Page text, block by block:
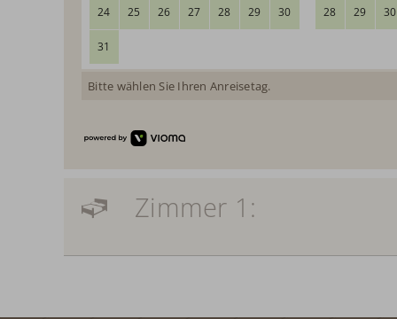
24 25 26 27 28 29 30
31
28 29 30
Bitte wählen Sie Ihren Anreisetag.
Zimmer 1: